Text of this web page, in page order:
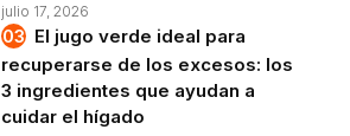
julio 17, 2026
El jugo verde ideal para
recuperarse de los excesos: los
3 ingredientes que ayudan a
cuidar el hígado